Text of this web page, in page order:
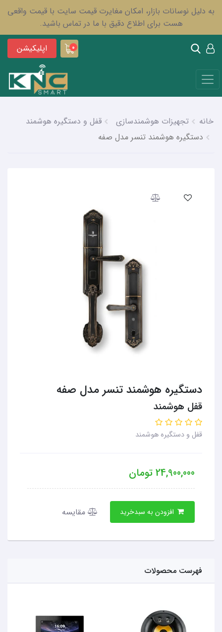
به دلیل نوسانات بازار، امکان مغایرت قیمت سایت با قیمت واقعی
هست برای اطلاع دقیق با ما در تماس باشید.
0 اپلیکیشن
خانه تجهیزات هوشمندسازی
قفل و دستگیره هوشمند
دستگیره هوشمند تنسر مدل صفه
دستگیره هوشمند تنسر مدل صفه
قفل هوشمند
قفل و دستگیره هوشمند
24,900,000تومان
مقایسه
فهرست محصولات